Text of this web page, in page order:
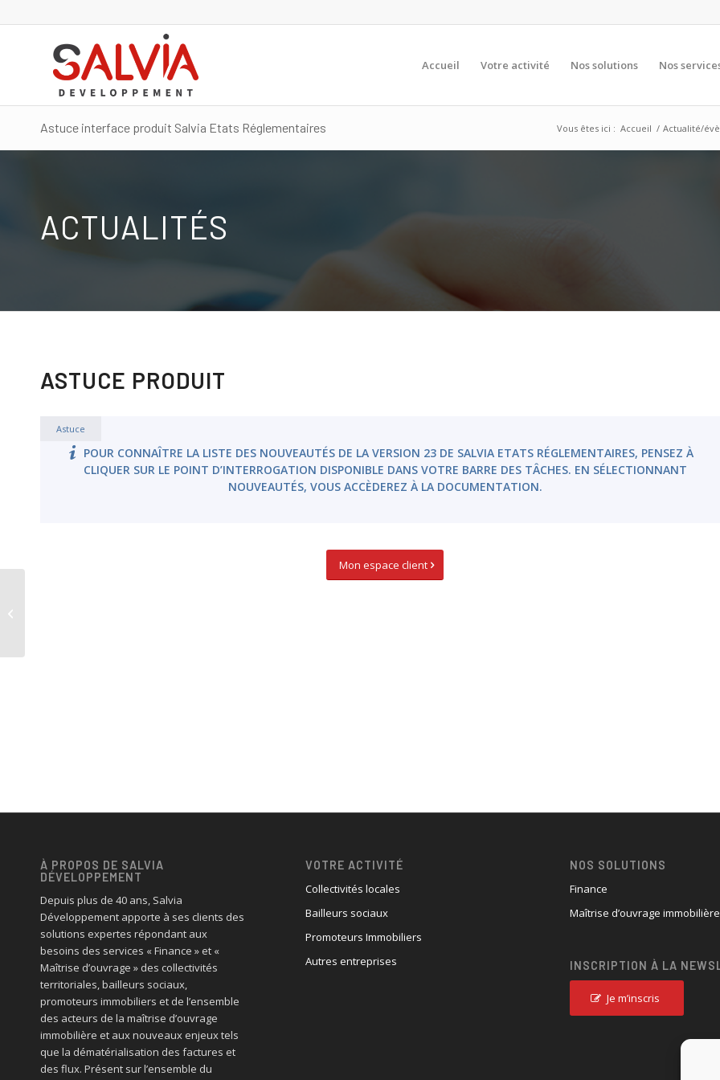
Accueil Votre activité Nos solutions Nos
Astuce interface produit Salvia Etats Réglementaires Vous êtes ici : Accueil / Actualité/
ACTUALITÉS
ASTUCE PRODUIT
Astuce
POUR CONNAÎTRE LA LISTE DES NOUVEAUTÉS DE LA VERSION 23 DE SALVIA ETATS RÉGLEMENTAIRES, PENSEZ À
CLIQUER SUR LE POINT D’INTERROGATION DISPONIBLE DANS VOTRE BARRE DES TÂCHES. EN SÉLECTIONNANT
NOUVEAUTÉS, VOUS ACCÈDEREZ À LA DOCUMENTATION.
Mon espace client
À PROPOS DE SALVIA
DÉVELOPPEMENT
Depuis plus de 40 ans, Salvia
Développement apporte à ses clients des
solutions expertes répondant aux
besoins des services « Finance » et «
Maîtrise d’ouvrage » des collectivités
territoriales, bailleurs sociaux,
promoteurs immobiliers et de l’ensemble
des acteurs de la maîtrise d’ouvrage
immobilière et aux nouveaux enjeux tels
que la dématérialisation des factures et
des flux. Présent sur l’ensemble du
VOTRE ACTIVITÉ
Collectivités locales
Bailleurs sociaux
Promoteurs Immobiliers
Autres entreprises
NOS SOLUTIONS
Finance
Maîtrise d’ouvrage immobilière
INSCRIPTION À LA
Je m’inscris